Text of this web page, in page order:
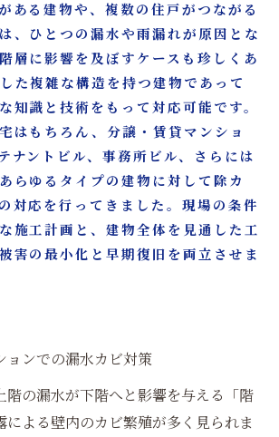
ある建物や、複数の住戸がつながる
、ひとつの漏水や雨漏れが原因とな
層に影響を及ぼすケースも珍しくあ
た複雑な構造を持つ建物であって
知識と技術をもって対応可能です。
はもちろん、分譲・賃貸マンショ
ナントビル、事務所ビル、さらには
らゆるタイプの建物に対して除カ
対応を行ってきました。現場の条件
施工計画と、建物全体を見通した工
害の最小化と早期復旧を両立させま
ョンでの漏水カビ対策
階の漏水が下階へと影響を与える「階
による壁内のカビ繁殖が多く見られま